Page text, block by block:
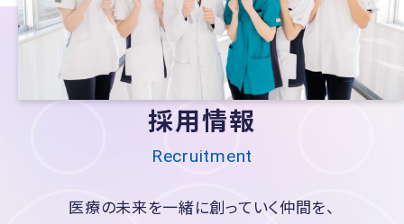
採用情報
Recruitment
医療の未来を一緒に創っていく仲間を、